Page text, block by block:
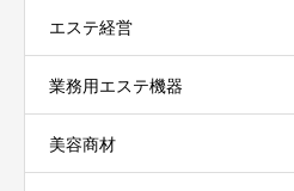
エステ経営
業務用エステ機器
美容商材